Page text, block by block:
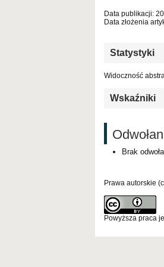
Data publikacji:
Data złożenia
Statystyki
Widoczność
Wskaźniki
Brak
Prawa autorskie
Powyższa praca